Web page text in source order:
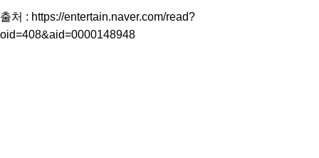
출처 : https://entertain.naver.com/read?
oid=408&aid=0000148948